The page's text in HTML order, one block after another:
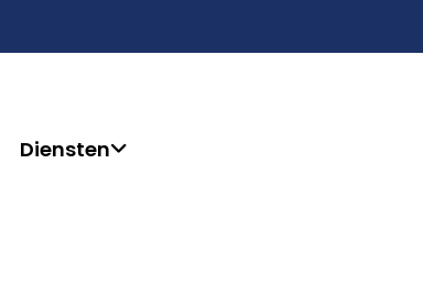
Diensten